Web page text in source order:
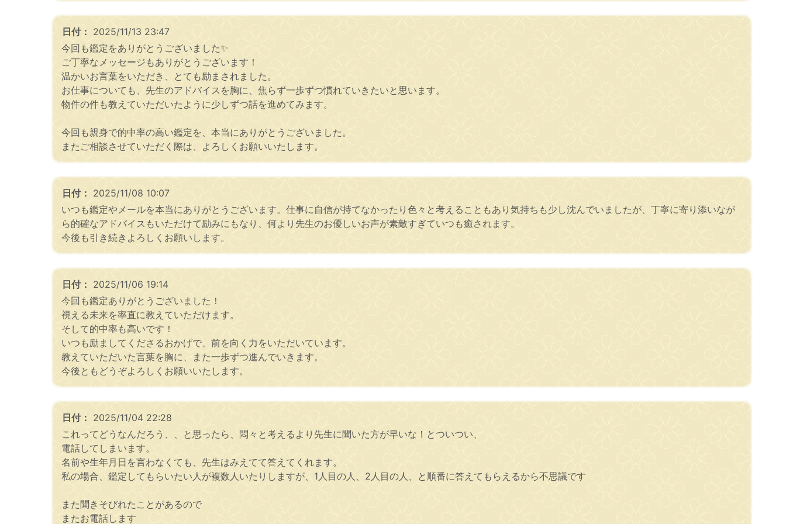
日付： 2025/11/13 23:47
今回も鑑定をありがとうございました✨
ご丁寧なメッセージもありがとうございます！
温かいお言葉をいただき、とても励まされました。
お仕事についても、先生のアドバイスを胸に、焦らず一歩ずつ慣れていきたいと思います。
物件の件も教えていただいたように少しずつ話を進めてみます。
今回も親身で的中率の高い鑑定を、本当にありがとうございました。
またご相談させていただく際は、よろしくお願いいたします。
日付： 2025/11/08 10:07
いつも鑑定やメールを本当にありがとうございます。仕事に自信が持てなかったり色々と考えることもあり気持ちも少し沈んでいましたが、丁寧に寄り添いなが
ら的確なアドバイスもいただけて励みにもなり、何より先生のお優しいお声が素敵すぎていつも癒されます。
今後も引き続きよろしくお願いします。
日付： 2025/11/06 19:14
今回も鑑定ありがとうございました！
視える未来を率直に教えていただけます。
そして的中率も高いです！
いつも励ましてくださるおかげで、前を向く力をいただいています。
教えていただいた言葉を胸に、また一歩ずつ進んでいきます。
今後ともどうぞよろしくお願いいたします。
日付： 2025/11/04 22:28
これってどうなんだろう、、と思ったら、悶々と考えるより先生に聞いた方が早いな！とついつい、
電話してしまいます。
名前や生年月日を言わなくても、先生はみえてて答えてくれます。
私の場合、鑑定してもらいたい人が複数人いたりしますが、1人目の人、2人目の人、と順番に答えてもらえるから不思議です
また聞きそびれたことがあるので
またお電話します